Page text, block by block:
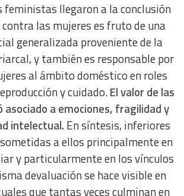
feministas llegaron a la conclusión
las mujeres es fruto de una
generalizada proveniente de la
y también es responsable por
al ámbito doméstico en roles
y cuidado.El valor de las
a emociones, fragilidad y
intelectual. En síntesis, inferiores
a ellos principalmente en
y particularmente en los vínculos
devaluación se hace visible en
que tantas veces culminan en